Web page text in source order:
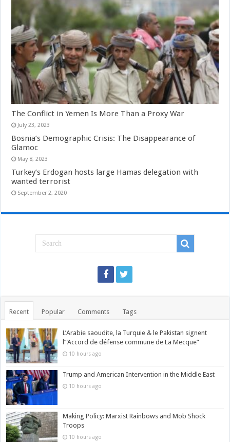
The Conflict in Yemen Is More Than a Proxy War
July 23, 2023
Bosnia’s Demographic Crisis: The Disappearance of
Glamoc
May 8, 2023
Turkey’s Erdogan hosts large Hamas delegation with
wanted terrorist
September 2, 2020
Recent Popular Comments Tags
L’Arabie saoudite, la Turquie & le Pakistan signent
l’“Accord de défense commune de La Mecque”
10 hours ago
Trump and American Intervention in the Middle East
10 hours ago
Making Policy: Marxist Rainbows and Mob Shock
Troops
10 hours ago